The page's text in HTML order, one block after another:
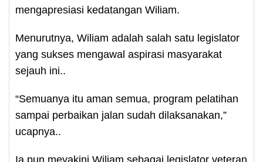
mengapresiasi kedatangan Wiliam.
Menurutnya, Wiliam adalah salah satu legislator
yang sukses mengawal aspirasi masyarakat
sejauh ini..
“Semuanya itu aman semua, program pelatihan
sampai perbaikan jalan sudah dilaksanakan,”
ucapnya..
Ia pun meyakini Wiliam sebagai legislator veteran